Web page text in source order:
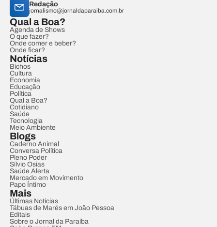
Redação
jornalismo@jornaldaparaiba.com.br
Qual a Boa?
Agenda de Shows
O que fazer?
Onde comer e beber?
Onde ficar?
Notícias
Bichos
Cultura
Economia
Educação
Política
Qual a Boa?
Cotidiano
Saúde
Tecnologia
Meio Ambiente
Blogs
Caderno Animal
Conversa Política
Pleno Poder
Sílvio Osias
Saúde Alerta
Mercado em Movimento
Papo Íntimo
Mais
Últimas Notícias
Tábuas de Marés em João Pessoa
Editais
Sobre o Jornal da Paraíba